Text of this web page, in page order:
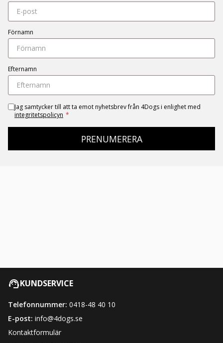
Förnamn
Efternamn
Jag samtycker till att ta emot nyhetsbrev från 4Dogs i enlighet med
integritetspolicyn *
PRENUMERERA
KUNDSERVICE
Telefonnummer: 0418-48 40 10
E-post: info@4dogs.se
Kontaktformulär